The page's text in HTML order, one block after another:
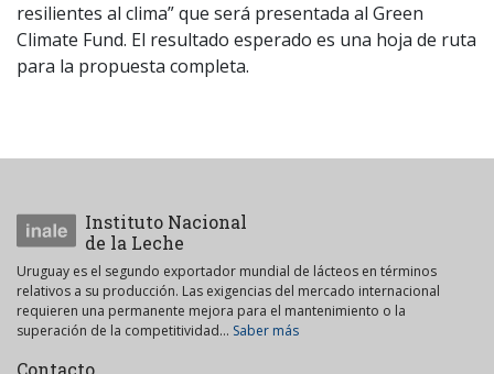
resilientes al clima” que será presentada al Green
Climate Fund. El resultado esperado es una hoja de ruta
para la propuesta completa.
Instituto Nacional
de la Leche
Uruguay es el segundo exportador mundial de lácteos en términos
relativos a su producción. Las exigencias del mercado internacional
requieren una permanente mejora para el mantenimiento o la
superación de la competitividad... Saber más
Contacto